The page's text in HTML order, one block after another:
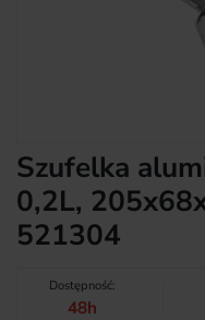
Szufelka
0,2L,
521304
Dostępność:
48h